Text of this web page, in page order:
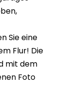
Sie eine
Flur! Die
mit dem
Foto